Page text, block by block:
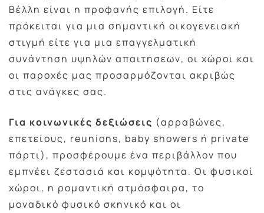
Βέλλη είναι η προφανής επιλογή. Είτε
πρόκειται για μια σημαντική οικογενειακή
στιγμή είτε για μια επαγγελματική
συνάντηση υψηλών απαιτήσεων, οι χώροι και
οι παροχές μας προσαρμόζονται ακριβώς
στις ανάγκες σας.
Για κοινωνικές δεξιώσεις (αρραβώνες,
επετείους, reunions, baby showers ή private
πάρτι), προσφέρουμε ένα περιβάλλον που
εμπνέει ζεστασιά και κομψότητα. Οι φυσικοί
χώροι, η ρομαντική ατμόσφαιρα, το
μοναδικό φυσικό σκηνικό και οι